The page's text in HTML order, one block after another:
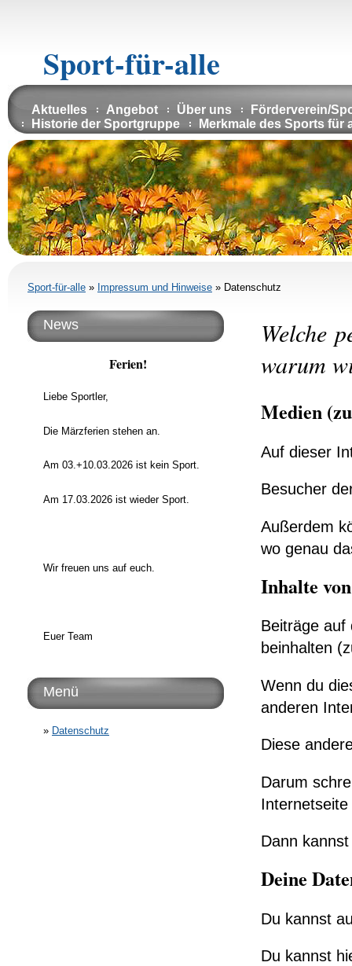
Sport-für-alle
Aktuelles Angebot Über uns
Förderverein/
Historie der Sportgruppe
Merkmale des Sports für
Sport-für-alle » Impressum und Hinweise » Datenschutz
Welche
warum
Medien
Auf dieser
Besucher
Außerdem
wo genau
Inhalte
Beiträge auf
beinhalten
Wenn du
anderen
Diese
Darum
Dann
Deine
Du kannst
Du kannst
News
Ferien!
Liebe Sportler,
Die Märzferien stehen an.
Am 03.+10.03.2026 ist kein Sport.
Am 17.03.2026 ist wieder Sport.
Wir freuen uns auf euch.
Euer Team
Menü
Datenschutz